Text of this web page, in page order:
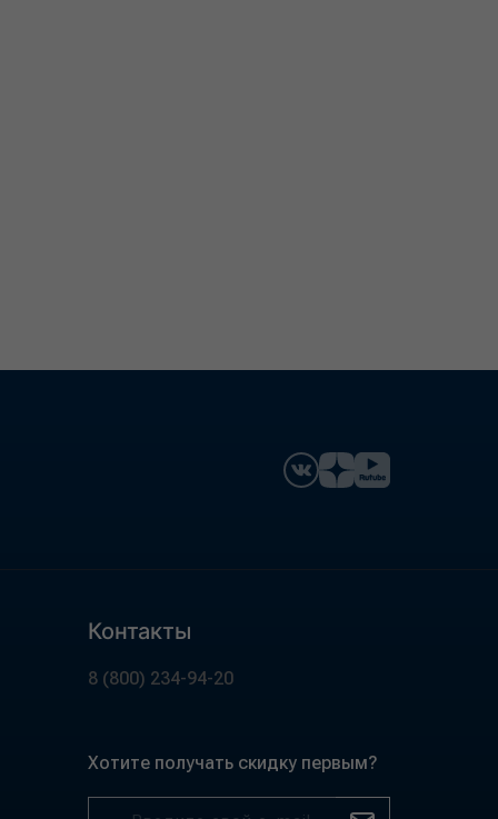
Контакты
8 (800) 234-94-20
Хотите получать скидку первым?